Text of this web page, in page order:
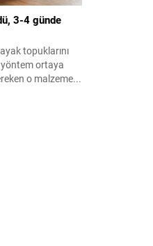
3-4 günde
topuklarını
ortaya
o malzeme...